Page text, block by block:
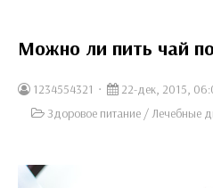
Можно ли пить чай
1234554321
22-дек, 2015,
Здоровое питание /Лечебные